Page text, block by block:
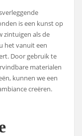
is een kunst op
zintuigen als de
het vanuit een
Door gebruik te
materialen
kunnen we een
creëren.